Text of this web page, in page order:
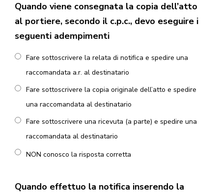
Quando viene consegnata la copia dell’atto
al portiere, secondo il c.p.c., devo eseguire i
seguenti adempimenti
Fare sottoscrivere la relata di notifica e spedire una
raccomandata a.r. al destinatario
Fare sottoscrivere la copia originale dell’atto e spedire
una raccomandata al destinatario
Fare sottoscrivere una ricevuta (a parte) e spedire una
raccomandata al destinatario
NON conosco la risposta corretta
Quando effettuo la notifica inserendo la